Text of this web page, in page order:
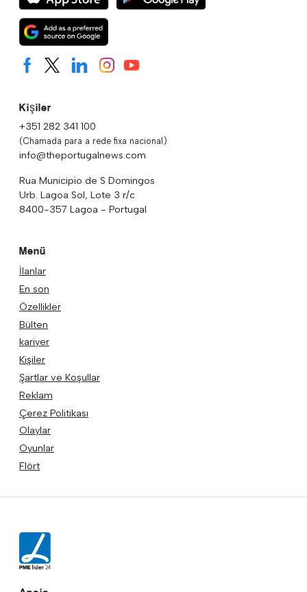
Kişiler
+351 282 341 100
(Chamada para a rede fixa nacional)
info@theportugalnews.com
Rua Municipio de S Domingos
Urb. Lagoa Sol, Lote 3 r/c
8400-357 Lagoa - Portugal
Menü
İlanlar
En son
Özellikler
Bülten
kariyer
Kişiler
Şartlar ve Koşullar
Reklam
Çerez Politikası
Olaylar
Oyunlar
Flört